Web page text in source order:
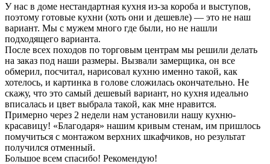
У нас в доме нестандартная кухня из-за короба и выступов,
поэтому готовые кухни (хоть они и дешевле) — это не наш
вариант. Мы с мужем много где были, но не нашли
подходящего варианта.
После всех походов по торговым центрам мы решили делать
на заказ под наши размеры. Вызвали замерщика, он все
обмерил, посчитал, нарисовал кухню именно такой, как
хотелось, и картинка в голове сложилась окончательно. Не
скажу, что это самый дешевый вариант, но кухня идеально
вписалась и цвет выбрала такой, как мне нравится.
Примерно через 2 недели нам установили нашу кухню-
красавицу! «Благодаря» нашим кривым стенам, им пришлось
помучиться с монтажом верхних шкафчиков, но результат
получился отменный.
Большое всем спасибо! Рекомендую!